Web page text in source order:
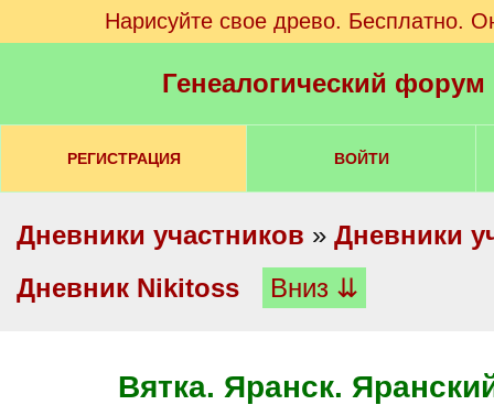
Нарисуйте свое древо. Бесплатно.
Генеалогический
РЕГИСТРАЦИЯ ВОЙТИ
Дневники участников » Дневники
Дневник Nikitoss
Вниз ⇊
Вятка. Яранск.